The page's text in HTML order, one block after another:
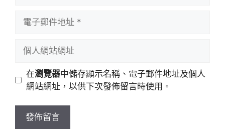
址
站
址
在瀏覽器中儲存顯示名稱、電子郵件地址及個人
網站網址，以供下次發佈留言時使用。